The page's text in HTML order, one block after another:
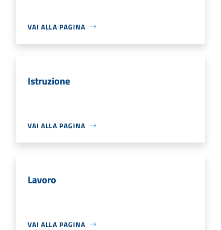
VAI ALLA PAGINA
Istruzione
VAI ALLA PAGINA
Lavoro
VAI ALLA PAGINA